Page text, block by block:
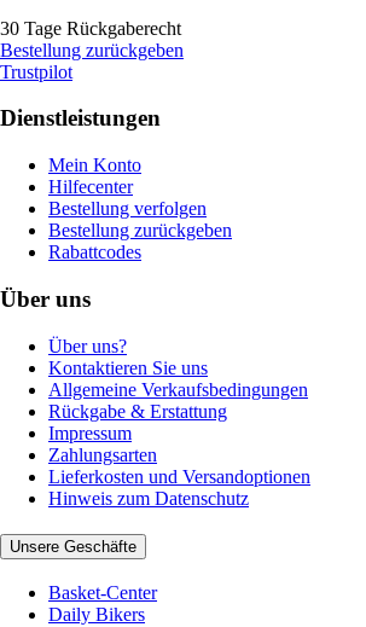
30 Tage Rückgaberecht
Bestellung zurückgeben
Trustpilot
Dienstleistungen
Mein Konto
Hilfecenter
Bestellung verfolgen
Bestellung zurückgeben
Rabattcodes
Über uns
Über uns?
Kontaktieren Sie uns
Allgemeine Verkaufsbedingungen
Rückgabe & Erstattung
Impressum
Zahlungsarten
Lieferkosten und Versandoptionen
Hinweis zum Datenschutz
Unsere Geschäfte
Basket-Center
Daily Bikers